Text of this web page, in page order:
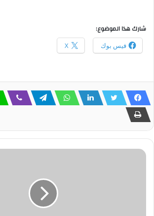
شارك هذا الموضوع:
فيس بوك X